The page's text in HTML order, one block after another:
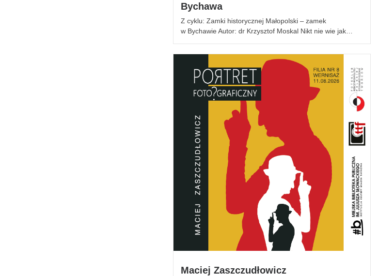
Bychawa
Z cyklu: Zamki historycznej Małopolski – zamek
w Bychawie Autor: dr Krzysztof Moskal Nikt nie wie jak…
Maciej Zaszczudłowicz